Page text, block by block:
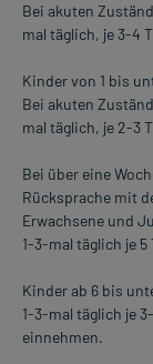
Bei akuten
mal täglich, je 3-4
Kinder von 1 bis
Bei akuten
mal täglich, je 2-3
Bei über eine
Rücksprache mit
Erwachsene und
1-3-mal täglich je
Kinder ab 6 bis
1-3-mal täglich je
einnehmen.